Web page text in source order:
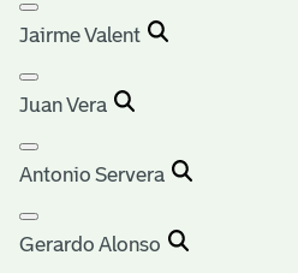
Jairme Valent
Juan Vera
Antonio Servera
Gerardo Alonso